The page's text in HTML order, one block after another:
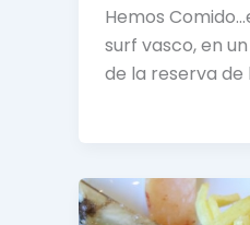
Hemos
surf vasco, en
de la reserva de